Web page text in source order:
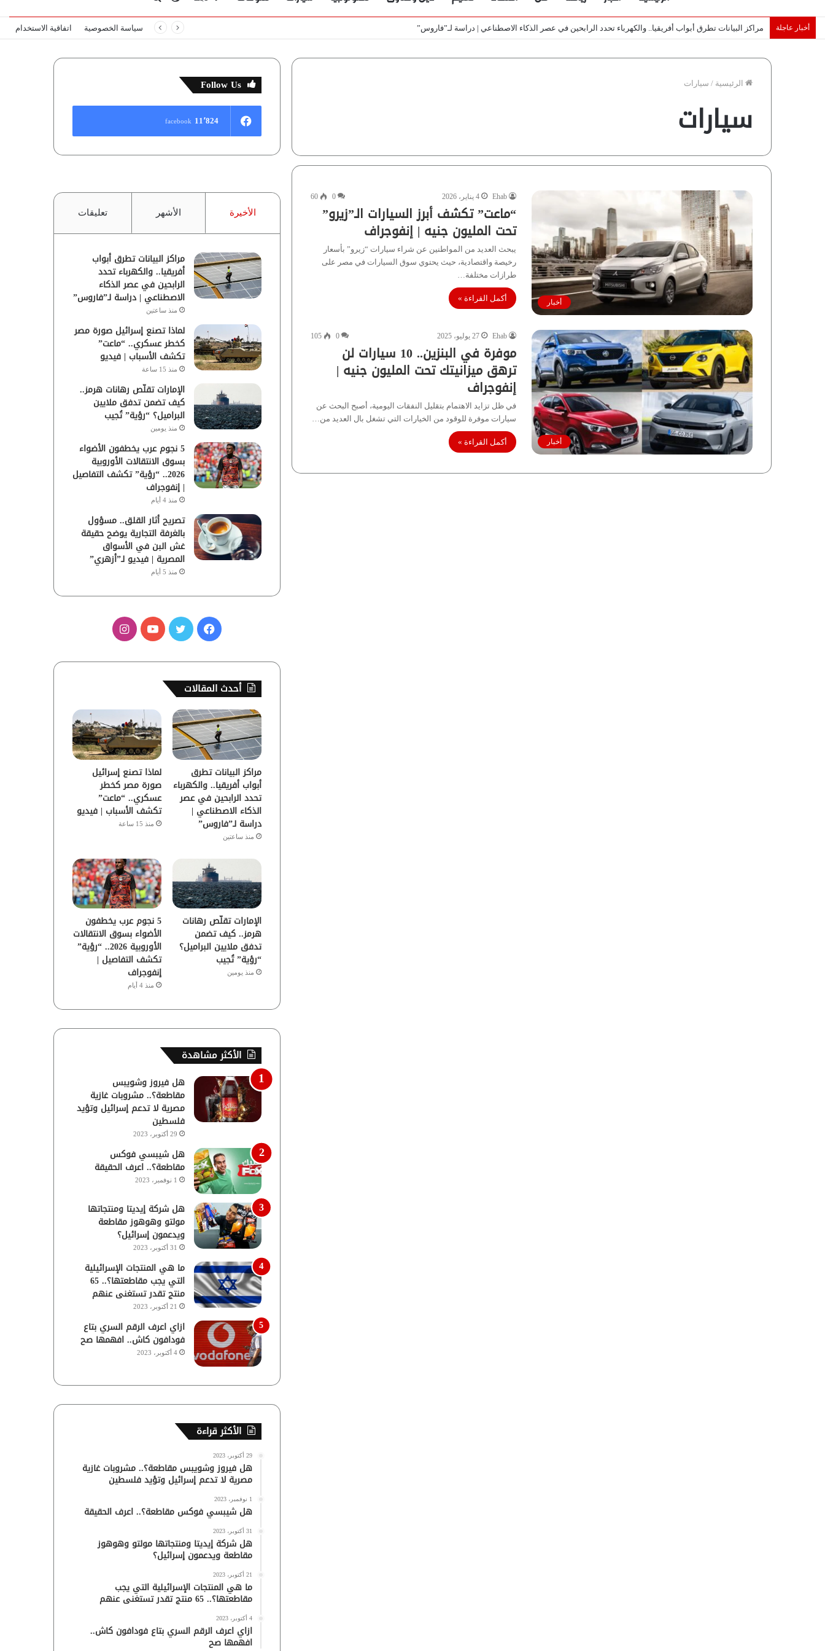
عنالمظلم
أخبار عاجلة لماذا تصنع إسرائيل صورة مصر كخطر عسكري.. “ماعت” تكشف الأسباب | فيديو سياسة الخصوصية اتفاقية الاستخدام
الرئيسية / سيارات
سيارات
أخبار
Ehab 4 يناير، 2026 0
60
“ماعت” تكشف أبرز السيارات الـ”زيرو”
تحت المليون جنيه | إنفوجراف
يبحث العديد من المواطنين عن شراء سيارات “زيرو” بأسعار
رخيصة واقتصادية، حيث يحتوي سوق السيارات في مصر على
طرازات مختلفة…
أكمل القراءة »
أخبار
Ehab 27 يوليو، 2025 0
105
موفرة في البنزين.. 10 سيارات لن
ترهق ميزانيتك تحت المليون جنيه |
إنفوجراف
في ظل تزايد الاهتمام بتقليل النفقات اليومية، أصبح البحث عن
سيارات موفرة للوقود من الخيارات التي تشغل بال العديد من…
أكمل القراءة »
Follow Us
11٬824 facebook
الأخيرة الأشهر تعليقات
مراكز البيانات تطرق أبواب
أفريقيا.. والكهرباء تحدد
الرابحين في عصر الذكاء
الاصطناعي | دراسة لـ”فاروس”
منذ ساعتين
لماذا تصنع إسرائيل صورة مصر
كخطر عسكري.. “ماعت”
تكشف الأسباب | فيديو
منذ 15 ساعة
الإمارات تقلّص رهانات هرمز..
كيف تضمن تدفق ملايين
البراميل؟ “رؤية” تُجيب
منذ يومين
5 نجوم عرب يخطفون الأضواء
بسوق الانتقالات الأوروبية
2026.. “رؤية” تكشف التفاصيل
| إنفوجراف
منذ 4 أيام
تصريح أثار القلق.. مسؤول
بالغرفة التجارية يوضح حقيقة
غش البن في الأسواق
المصرية | فيديو لـ”أزهري”
منذ 5 أيام
ف
س
و
ك
ي
ر
و
ب
ا
ق
ر
ا
م
أحدث المقالات
مراكز البيانات تطرق
أبواب أفريقيا.. والكهرباء
تحدد الرابحين في عصر
الذكاء الاصطناعي |
دراسة لـ”فاروس”
منذ ساعتين
لماذا تصنع إسرائيل
صورة مصر كخطر
عسكري.. “ماعت”
تكشف الأسباب | فيديو
منذ 15 ساعة
الإمارات تقلّص رهانات
هرمز.. كيف تضمن
تدفق ملايين البراميل؟
“رؤية” تُجيب
منذ يومين
5 نجوم عرب يخطفون
الأضواء بسوق الانتقالات
الأوروبية 2026.. “رؤية”
تكشف التفاصيل |
إنفوجراف
منذ 4 أيام
الأكثر مشاهدة
هل فيروز وشويبس
مقاطعة؟.. مشروبات غازية
مصرية لا تدعم إسرائيل وتؤيد
فلسطين
29 أكتوبر، 2023
هل شيبسي فوكس
مقاطعة؟.. اعرف الحقيقة
1 نوفمبر، 2023
هل شركة إيديتا ومنتجاتها
مولتو وهوهوز مقاطعة
ويدعمون إسرائيل؟
31 أكتوبر، 2023
ما هي المنتجات الإسرائيلية
التي يجب مقاطعتها؟.. 65
منتج تقدر تستغنى عنهم
21 أكتوبر، 2023
ازاي اعرف الرقم السري بتاع
فودافون كاش.. افهمها صح
4 أكتوبر، 2023
الأكثر قراءة
29 أكتوبر، 2023
هل فيروز وشويبس مقاطعة؟.. مشروبات غازية
مصرية لا تدعم إسرائيل وتؤيد فلسطين
1 نوفمبر، 2023
هل شيبسي فوكس مقاطعة؟.. اعرف الحقيقة
31 أكتوبر، 2023
هل شركة إيديتا ومنتجاتها مولتو وهوهوز
مقاطعة ويدعمون إسرائيل؟
21 أكتوبر، 2023
ما هي المنتجات الإسرائيلية التي يجب
مقاطعتها؟.. 65 منتج تقدر تستغنى عنهم
4 أكتوبر، 2023
ازاي اعرف الرقم السري بتاع فودافون كاش..
افهمها صح